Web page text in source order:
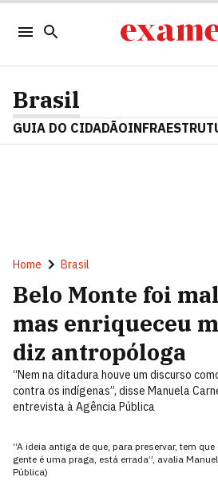
Brasil
GUIA DO CIDADÃO
Home Brasil
Belo Monte foi
mas enriqueceu
diz antropóloga
“Nem na ditadura houve um discurso
contra os indígenas”, disse Manuela
entrevista à Agência Pública
“A ideia antiga de que, para preservar, tem
gente é uma praga, está errada”, avalia
Pública)